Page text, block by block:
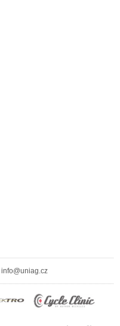
info@uniag.cz